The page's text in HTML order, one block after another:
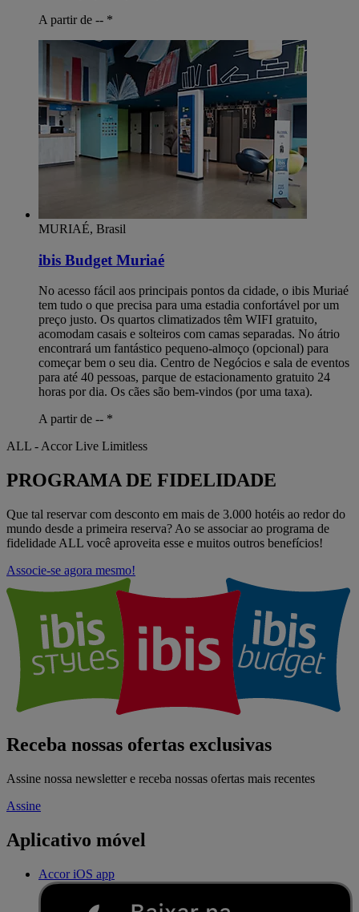
A partir de -- *
MURIAÉ, Brasil
ibis Budget Muriaé
No acesso fácil aos principais pontos da cidade, o ibis Muriaé
tem tudo o que precisa para uma estadia confortável por um
preço justo. Os quartos climatizados têm WIFI gratuito,
acomodam casais e solteiros com camas separadas. No átrio
encontrará um fantástico pequeno-almoço (opcional) para
começar bem o seu dia. Centro de Negócios e sala de eventos
para até 40 pessoas, parque de estacionamento gratuito 24
horas por dia. Os cães são bem-vindos (por uma taxa).
A partir de -- *
ALL - Accor Live Limitless
PROGRAMA DE FIDELIDADE
Que tal reservar com desconto em mais de 3.000 hotéis ao redor do
mundo desde a primeira reserva? Ao se associar ao programa de
fidelidade ALL você aproveita esse e muitos outros benefícios!
Associe-se agora mesmo!
Receba nossas ofertas exclusivas
Assine nossa newsletter e receba nossas ofertas mais recentes
Assine
Aplicativo móvel
Accor iOS app